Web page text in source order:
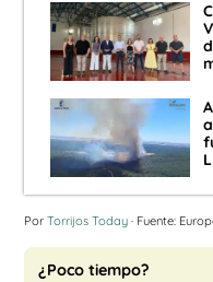
Por Torrijos Today · Fuente:
¿Poco tiempo?